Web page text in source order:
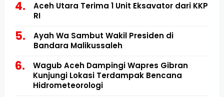
Aceh Utara Terima 1 Unit Eksavator dari KKP
RI
Ayah Wa Sambut Wakil Presiden di
Bandara Malikussaleh
Wagub Aceh Dampingi Wapres Gibran
Kunjungi Lokasi Terdampak Bencana
Hidrometeorologi